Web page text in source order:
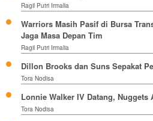
Ragil Putri Irmalia
Warriors Masih Pasif di Bursa
Jaga Masa Depan Tim
Ragil Putri Irmalia
Dillon Brooks dan Suns Sepakat
Tora Nodisa
Lonnie Walker IV Datang, Nuggets
Tora Nodisa